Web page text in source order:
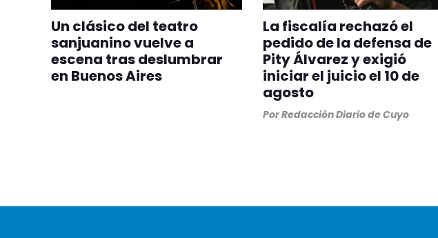
Un clásico del teatro
sanjuanino vuelve a
escena tras deslumbrar
en Buenos Aires
La fiscalía rechazó el
pedido de la defensa de
Pity Álvarez y exigió
iniciar el juicio el 10 de
agosto
PorRedacción Diario de Cuyo